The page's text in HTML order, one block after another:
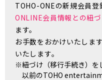
TOHO-ONEの新規会員登
ONLINE会員情報との紐
ます。
お手数をおかけいたしま
いたします。
※紐づけ（移行手続き）を
以前のTOHO